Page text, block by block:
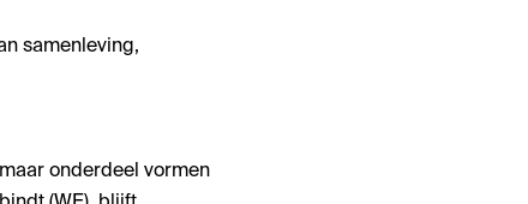
samenleving,
onderdeel vormen